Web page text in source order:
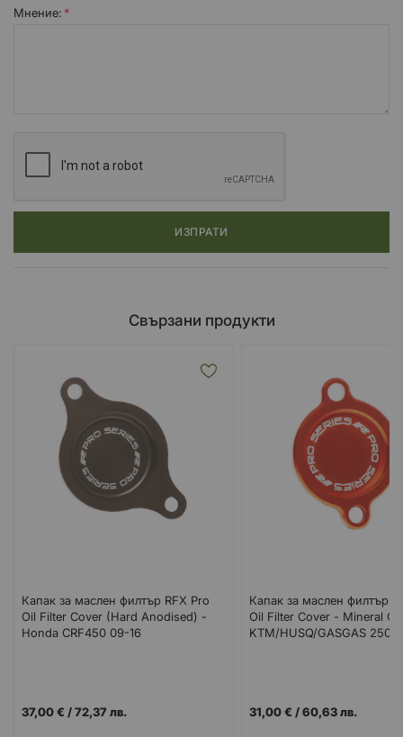
Мнение:
ИЗПРАТИ
Свързани продукти
Капак за маслен филтър RFX Pro
Oil Filter Cover (Hard Anodised) -
Honda CRF450 09-16
37,00 € /72,37 лв.
Капак за маслен филтър
Oil Filter Cover - Mineral
KTM/HUSQ/GASGAS 250/
31,00 € /60,63 лв.